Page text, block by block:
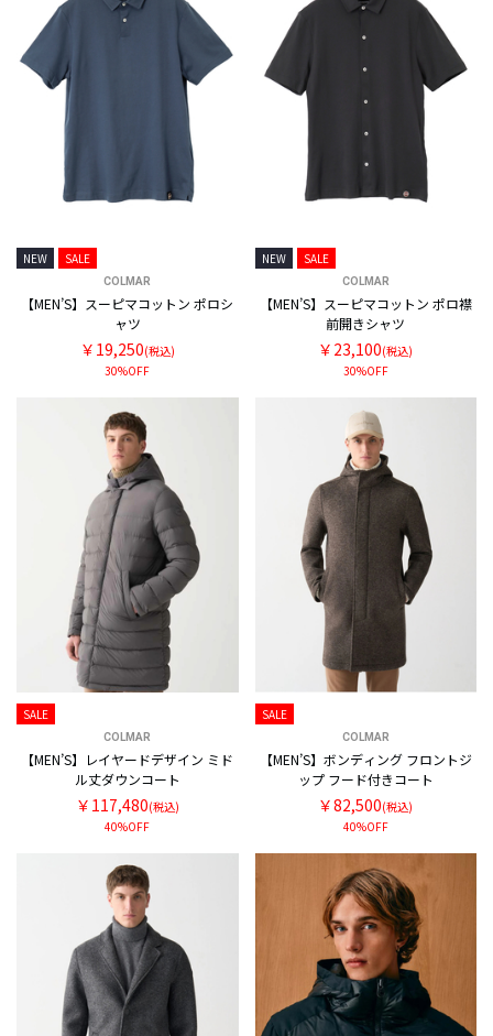
NEW SALE
COLMAR
【MEN’S】スーピマコットン ポロシ
ャツ
￥19,250(税込)
30%OFF
NEW SALE
COLMAR
【MEN’S】スーピマコットン ポロ襟
前開きシャツ
￥23,100(税込)
30%OFF
SALE
COLMAR
【MEN’S】レイヤードデザイン ミド
ル丈ダウンコート
￥117,480(税込)
40%OFF
SALE
COLMAR
【MEN’S】ボンディング フロントジ
ップ フード付きコート
￥82,500(税込)
40%OFF